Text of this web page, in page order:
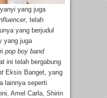
yang juga
, telah
yang berjudul
yang juga
pop boy band
ini telah bergabung
Eksis Banget, yang
lainnya seperti
Amel Carla, Shirin